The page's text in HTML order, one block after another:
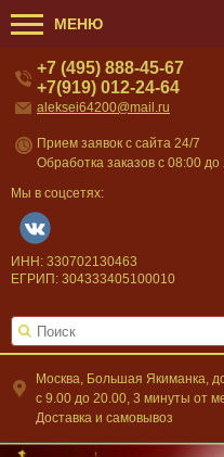
МЕНЮ
Москва, Большая Якиманка,
c 9.00 до 20.00, 3 минуты от
Доставка и самовывоз
+7 (495) 888-45-67
+7(919) 012-24-64
aleksei64200@mail.ru
Прием заявок с сайта 24/7
Обработка заказов с 08:00 до
Мы в соцсетях:
ИНН: 330702130463
ЕГРИП: 304333405100010